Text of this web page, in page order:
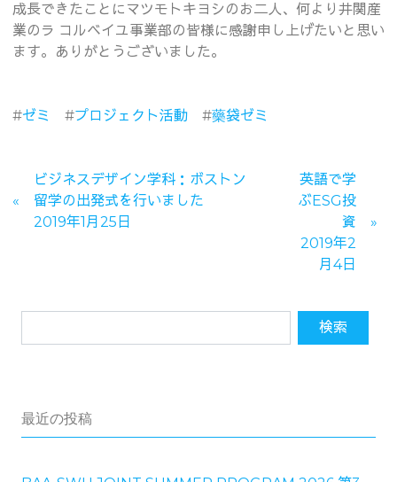
成長できたことにマツモトキヨシのお二人、何より井関産
業のラ コルベイユ事業部の皆様に感謝申し上げたいと思い
ます。ありがとうございました。
#ゼミ #プロジェクト活動 #藥袋ゼミ
ビジネスデザイン学科：ボストン
留学の出発式を行いました
2019年1月25日
英語で学
ぶESG投
資
2019年2
月4日
最近の投稿